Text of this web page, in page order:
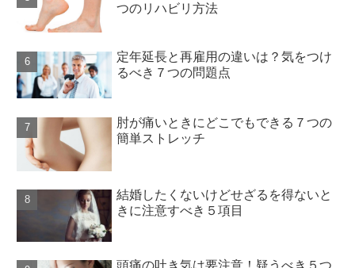
つのリハビリ方法
定年延長と再雇用の違いは？気をつけ
るべき７つの問題点
肘が痛いときにどこでもできる７つの
簡単ストレッチ
結婚したくないけどせざるを得ないと
きに注意すべき５項目